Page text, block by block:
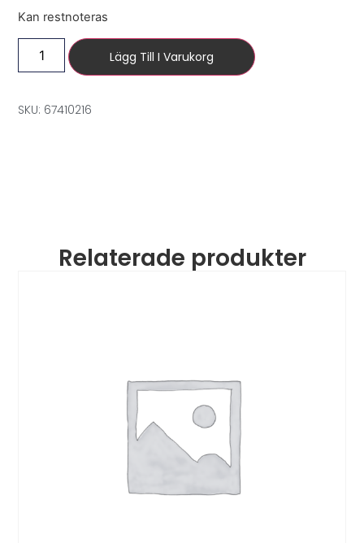
Kan restnoteras
Lägg Till I Varukorg
SKU: 67410216
Relaterade produkter